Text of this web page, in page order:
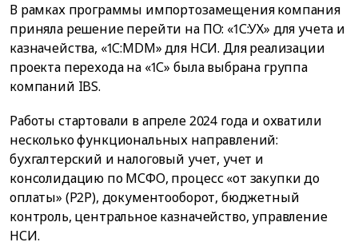
В рамках программы импортозамещения компания
приняла решение перейти на ПО: «1С:УХ» для учета и
казначейства, «1С:MDM» для НСИ. Для реализации
проекта перехода на «1С» была выбрана группа
компаний IBS.
Работы стартовали в апреле 2024 года и охватили
несколько функциональных направлений:
бухгалтерский и налоговый учет, учет и
консолидацию по МСФО, процесс «от закупки до
оплаты» (P2P), документооборот, бюджетный
контроль, центральное казначейство, управление
НСИ.